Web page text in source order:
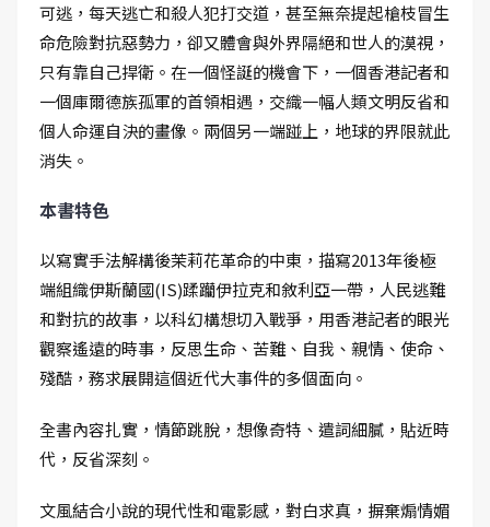
可逃，每天逃亡和殺人犯打交道，甚至無奈提起槍枝冒生
命危險對抗惡勢力，卻又體會與外界隔絕和世人的漠視，
只有靠自己捍衛。在一個怪誕的機會下，一個香港記者和
一個庫爾德族孤軍的首領相遇，交織一幅人類文明反省和
個人命運自決的畫像。兩個另一端踫上，地球的界限就此
消失。
本書特色
以寫實手法解構後茉莉花革命的中東，描寫2013年後極
端組織伊斯蘭國(IS)蹂躪伊拉克和敘利亞一帶，人民逃難
和對抗的故事，以科幻構想切入戰爭，用香港記者的眼光
觀察遙遠的時事，反思生命、苦難、自我、親情、使命、
殘酷，務求展開這個近代大事件的多個面向。
全書內容扎實，情節跳脫，想像奇特、遣詞細膩，貼近時
代，反省深刻。
文風結合小說的現代性和電影感，對白求真，摒棄煽情媚